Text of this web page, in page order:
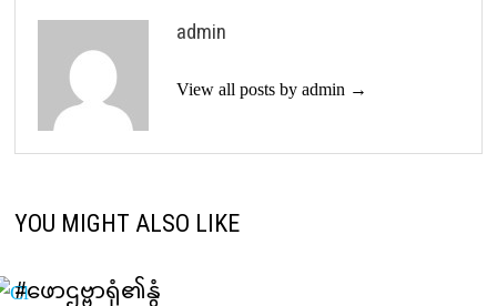
admin
View all posts by admin →
YOU MIGHT ALSO LIKE
#ဖောဌဗ္ဗာရုံ၏နွံ